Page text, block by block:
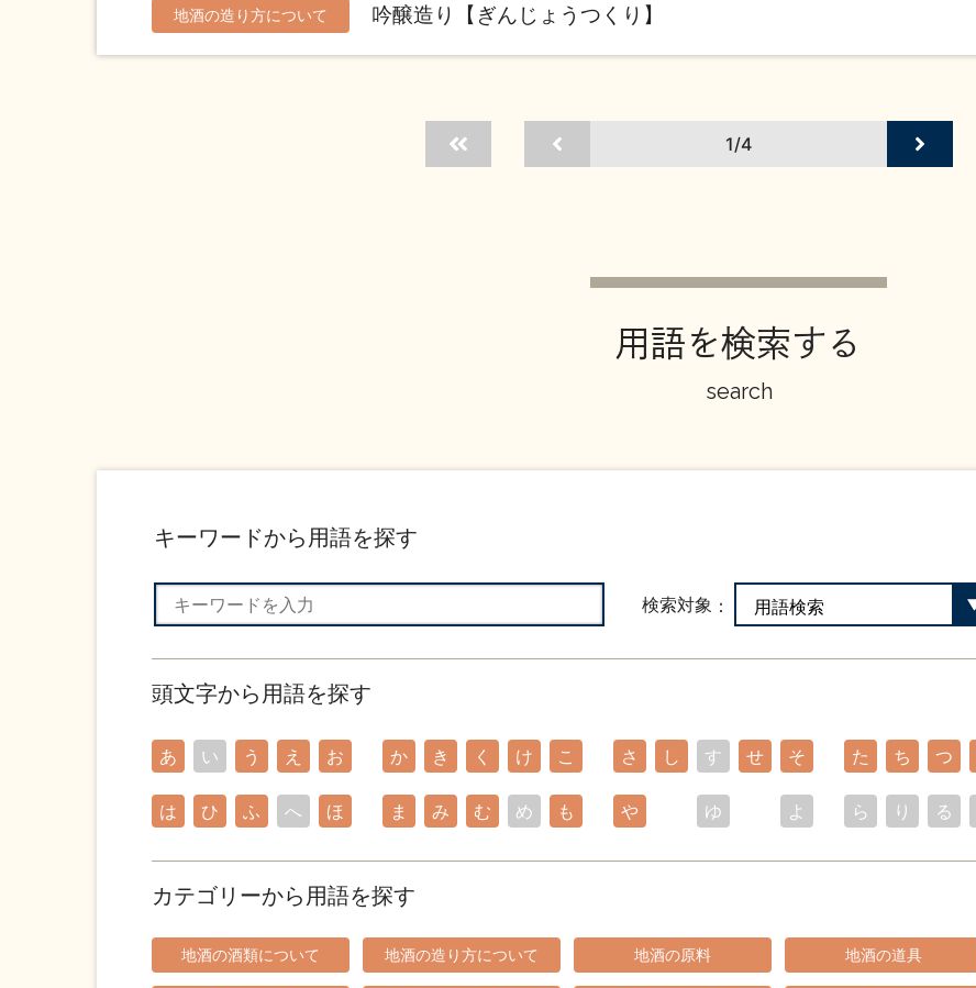
地酒の造り方について 吟醸造り【ぎんじょうつくり】
1/4
用語を検索する
search
キーワードから用語を探す
検索対象
頭文字から用語を探す
あ い う え お か き く け こ さ し す せ そ た ち つ
は ひ ふ へ ほ ま み む め も や ゆ よ ら り る
カテゴリーから用語を探す
地酒の酒類について 地酒の造り方について 地酒の原料 地酒の道具